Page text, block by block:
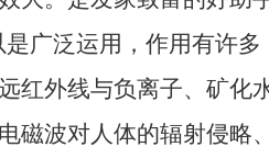
泛运用，作用有许多
红外线与负离子、矿化
磁波对人体的辐射侵略